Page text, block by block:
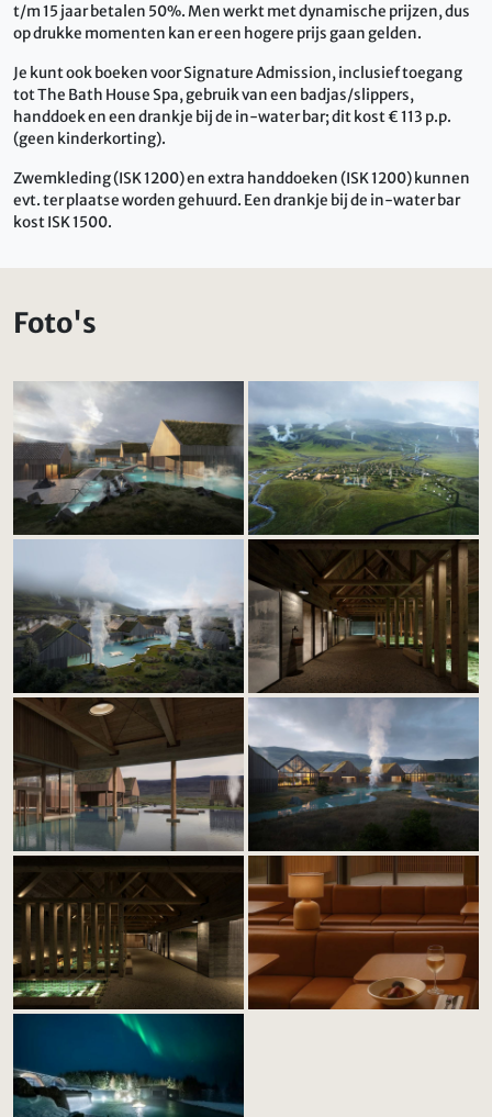
t/m 15 jaar betalen 50%. Men werkt met dynamische prijzen, dus
op drukke momenten kan er een hogere prijs gaan gelden.
Je kunt ook boeken voor Signature Admission, inclusief toegang
tot The Bath House Spa, gebruik van een badjas/slippers,
handdoek en een drankje bij de in-water bar; dit kost € 113 p.p.
(geen kinderkorting).
Zwemkleding (ISK 1200) en extra handdoeken (ISK 1200) kunnen
evt. ter plaatse worden gehuurd. Een drankje bij de in-water bar
kost ISK 1500.
Foto's